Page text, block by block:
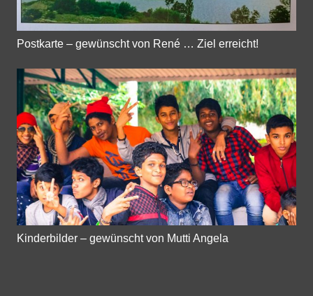
Postkarte – gewünscht von René … Ziel erreicht!
Kinderbilder – gewünscht von Mutti Angela